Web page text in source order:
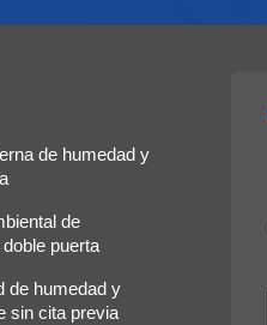
de humedad y
de
puerta
de humedad y
sin cita previa